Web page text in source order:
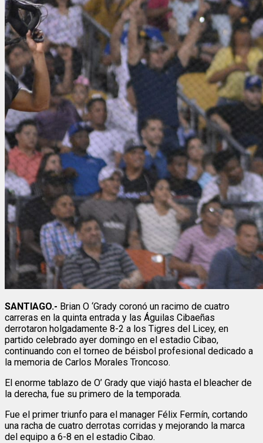
SANTIAGO.- Brian O ‘Grady coronó un racimo de cuatro
carreras en la quinta entrada y las Águilas Cibaeñas
derrotaron holgadamente 8-2 a los Tigres del Licey, en
partido celebrado ayer domingo en el estadio Cibao,
continuando con el torneo de béisbol profesional dedicado a
la memoria de Carlos Morales Troncoso.
El enorme tablazo de O’ Grady que viajó hasta el bleacher de
la derecha, fue su primero de la temporada.
Fue el primer triunfo para el manager Félix Fermín, cortando
una racha de cuatro derrotas corridas y mejorando la marca
del equipo a 6-8 en el estadio Cibao.